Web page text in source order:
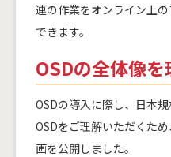
連の作業をオンライン上
できます。
OSDの全体像を
OSDの導入に際し、日本
OSDをご理解いただくた
画を公開しました。